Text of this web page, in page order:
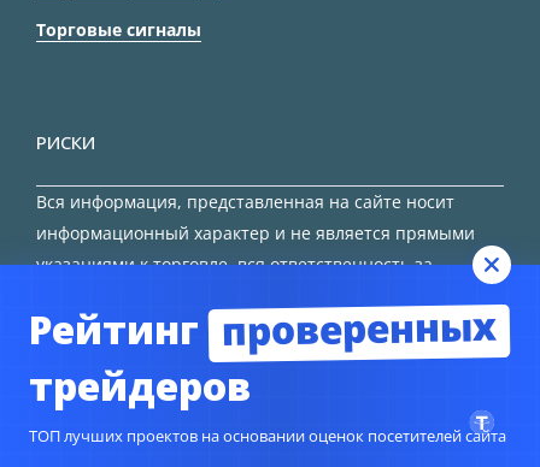
Торговые сигналы
РИСКИ
Вся информация, представленная на сайте носит
информационный характер и не является прямыми
указаниями к торговле, вся ответственность за
Рейтинг проверенных
трейдеров
ТОП лучших проектов на основании оценок посетителей сайта